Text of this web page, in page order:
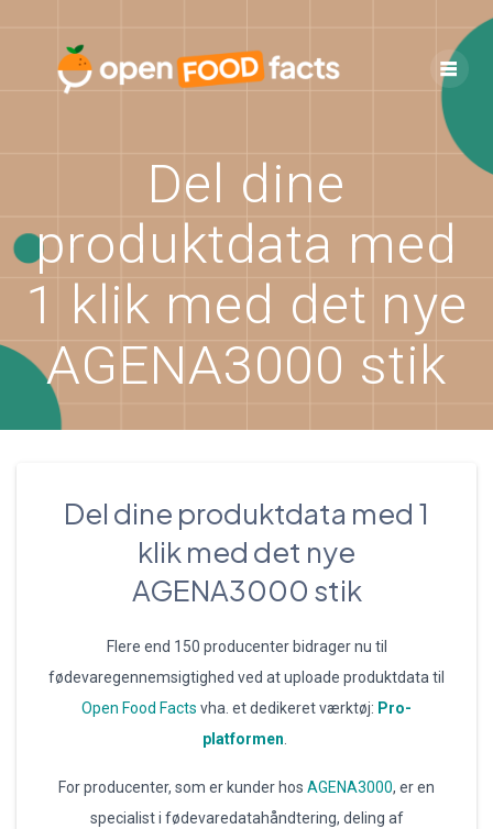
content
Del dine
produktdata med
1 klik med det nye
AGENA3000 stik
Del dine produktdata med 1
klik med det nye
AGENA3000 stik
Flere end 150 producenter bidrager nu til
fødevaregennemsigtighed ved at uploade produktdata til
Open Food Facts vha. et dedikeret værktøj: Pro-
platformen
For producenter, som er kunder hos AGENA3000, er en
specialist i fødevaredatahåndtering, deling af